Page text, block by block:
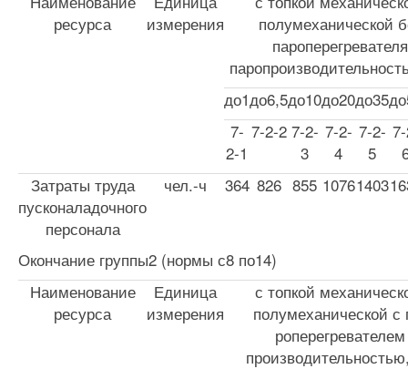
ресурса
измерения
полумеханической
пароперегревателя
до1до6,5до10до20до35
7-
2-1
7-2-2 7-2-
3
7-2-
4
7-2-
5
Затраты труда
пусконаладочного
персонала
чел.-ч 364 826 855 10761403
Окончание группы2 (нормы с8 по14)
Наименование
ресурса
Единица
измерения
с топкой
полумеханической
роперегревателем